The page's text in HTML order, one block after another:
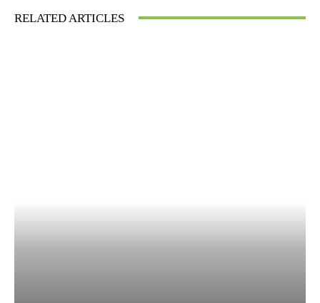
RELATED ARTICLES